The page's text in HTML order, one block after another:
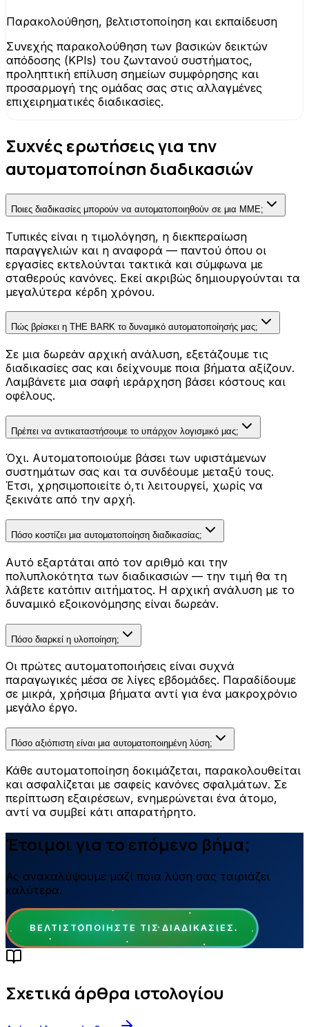
Παρακολούθηση, βελτιστοποίηση και εκπαίδευση
Συνεχής παρακολούθηση των βασικών δεικτών
απόδοσης (KPIs) του ζωντανού συστήματος,
προληπτική επίλυση σημείων συμφόρησης και
προσαρμογή της ομάδας σας στις αλλαγμένες
επιχειρηματικές διαδικασίες.
Συχνές ερωτήσεις για την
αυτοματοποίηση διαδικασιών
Ποιες διαδικασίες μπορούν να αυτοματοποιηθούν σε μια ΜΜΕ;
Τυπικές είναι η τιμολόγηση, η διεκπεραίωση
παραγγελιών και η αναφορά — παντού όπου οι
εργασίες εκτελούνται τακτικά και σύμφωνα με
σταθερούς κανόνες. Εκεί ακριβώς δημιουργούνται τα
μεγαλύτερα κέρδη χρόνου.
Πώς βρίσκει η THE BARK το δυναμικό αυτοματοποίησής μας;
Σε μια δωρεάν αρχική ανάλυση, εξετάζουμε τις
διαδικασίες σας και δείχνουμε ποια βήματα αξίζουν.
Λαμβάνετε μια σαφή ιεράρχηση βάσει κόστους και
οφέλους.
Πρέπει να αντικαταστήσουμε το υπάρχον λογισμικό μας;
Όχι. Αυτοματοποιούμε βάσει των υφιστάμενων
συστημάτων σας και τα συνδέουμε μεταξύ τους.
Έτσι, χρησιμοποιείτε ό,τι λειτουργεί, χωρίς να
ξεκινάτε από την αρχή.
Πόσο κοστίζει μια αυτοματοποίηση διαδικασίας;
Αυτό εξαρτάται από τον αριθμό και την
πολυπλοκότητα των διαδικασιών — την τιμή θα τη
λάβετε κατόπιν αιτήματος. Η αρχική ανάλυση με το
δυναμικό εξοικονόμησης είναι δωρεάν.
Πόσο διαρκεί η υλοποίηση;
Οι πρώτες αυτοματοποιήσεις είναι συχνά
παραγωγικές μέσα σε λίγες εβδομάδες. Παραδίδουμε
σε μικρά, χρήσιμα βήματα αντί για ένα μακροχρόνιο
μεγάλο έργο.
Πόσο αξιόπιστη είναι μια αυτοματοποιημένη λύση;
Κάθε αυτοματοποίηση δοκιμάζεται, παρακολουθείται
και ασφαλίζεται με σαφείς κανόνες σφαλμάτων. Σε
περίπτωση εξαιρέσεων, ενημερώνεται ένα άτομο,
αντί να συμβεί κάτι απαρατήρητο.
Έτοιμοι για το επόμενο βήμα;
Ας ανακαλύψουμε μαζί ποια λύση σας ταιριάζει
καλύτερα.
ΒΕΛΤΙΣΤΟΠΟΙΉΣΤΕ ΤΙΣ ΔΙΑΔΙΚΑΣΊΕΣ
Σχετικά άρθρα ιστολογίου